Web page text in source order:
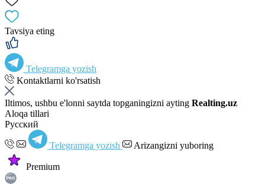
Tavsiya eting
Telegramga yozish
Kontaktlarni ko'rsatish
Iltimos, ushbu e'lonni saytda topganingizni ayting Realting.uz
Aloqa tillari
Русский
Telegramga yozish Arizangizni yuboring
Premium